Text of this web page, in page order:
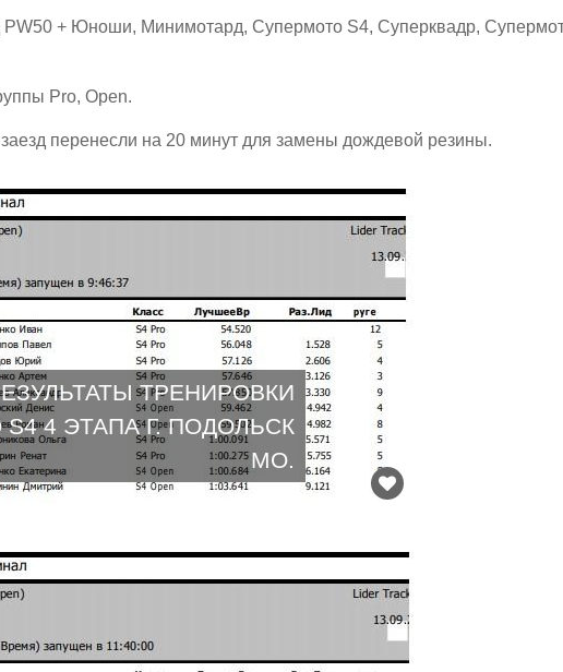
PW50 + Юноши, Минимотард, Супермото S4, Суперквадр,
Pro, Open.
перенесли на 20 минут для замены дождевой резины.
ТРЕНИРОВКИ
4 ЭТАПА Г. ПОДОЛЬСК
МО.